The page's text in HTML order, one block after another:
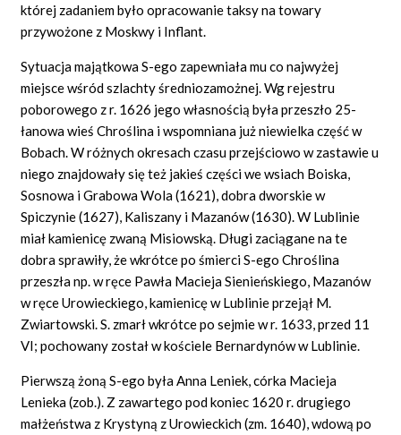
której zadaniem było opracowanie taksy na towary
przywożone z Moskwy i Inflant.
Sytuacja majątkowa S-ego zapewniała mu co najwyżej
miejsce wśród szlachty średniozamożnej. Wg rejestru
poborowego z r. 1626 jego własnością była przeszło 25-
łanowa wieś Chroślina i wspomniana już niewielka część w
Bobach. W różnych okresach czasu przejściowo w zastawie u
niego znajdowały się też jakieś części we wsiach Boiska,
Sosnowa i Grabowa Wola (1621), dobra dworskie w
Spiczynie (1627), Kaliszany i Mazanów (1630). W Lublinie
miał kamienicę zwaną Misiowską. Długi zaciągane na te
dobra sprawiły, że wkrótce po śmierci S-ego Chroślina
przeszła np. w ręce Pawła Macieja Sienieńskiego, Mazanów
w ręce Urowieckiego, kamienicę w Lublinie przejął M.
Zwiartowski. S. zmarł wkrótce po sejmie w r. 1633, przed 11
VI; pochowany został w kościele Bernardynów w Lublinie.
Pierwszą żoną S-ego była Anna Leniek, córka Macieja
Lenieka (zob.). Z zawartego pod koniec 1620 r. drugiego
małżeństwa z Krystyną z Urowieckich (zm. 1640), wdową po